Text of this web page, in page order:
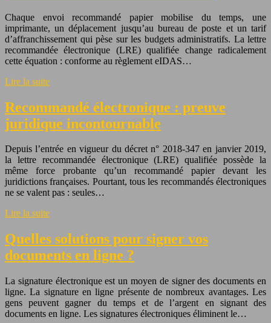
Chaque envoi recommandé papier mobilise du temps, une
imprimante, un déplacement jusqu’au bureau de poste et un tarif
d’affranchissement qui pèse sur les budgets administratifs. La lettre
recommandée électronique (LRE) qualifiée change radicalement
cette équation : conforme au règlement eIDAS…
Lire la suite
Recommandé électronique : preuve
juridique incontournable
Depuis l’entrée en vigueur du décret n° 2018-347 en janvier 2019,
la lettre recommandée électronique (LRE) qualifiée possède la
même force probante qu’un recommandé papier devant les
juridictions françaises. Pourtant, tous les recommandés électroniques
ne se valent pas : seules…
Lire la suite
Quelles solutions pour signer vos
documents en ligne ?
La signature électronique est un moyen de signer des documents en
ligne. La signature en ligne présente de nombreux avantages. Les
gens peuvent gagner du temps et de l’argent en signant des
documents en ligne. Les signatures électroniques éliminent le…